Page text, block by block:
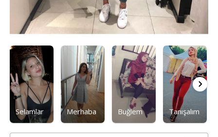
Selamlar Merhaba Buğlem Tanışalım